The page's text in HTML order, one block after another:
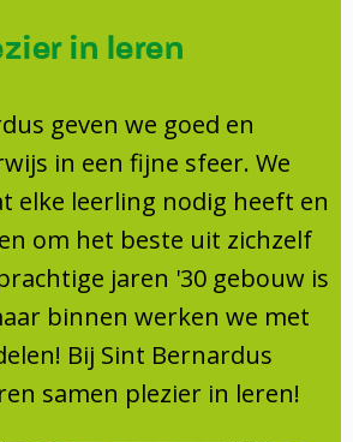
op school
en Gezin
Opvang (TSO)
(MR)
in leren
geven we goed en
in een fijne sfeer. We
elke leerling nodig heeft en
om het beste uit zichzelf
jaren '30 gebouw is
binnen werken we met
Bij Sint Bernardus
samen plezier in leren!